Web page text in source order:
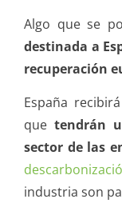
Algo que se
destinada a
recuperación
España
que tendrán
sector de las
industria son